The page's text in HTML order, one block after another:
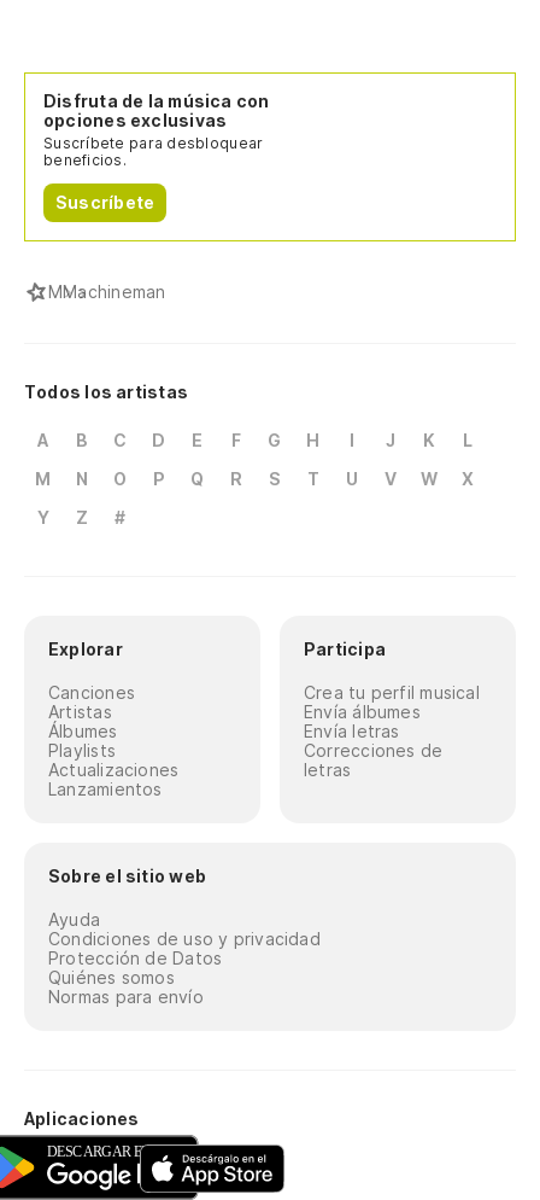
Disfruta de la música con
opciones exclusivas
Suscríbete para desbloquear
beneficios.
Suscríbete
MMachineman
Todos los artistas
A B C D E F G H I J K
L
M
N O P Q R S T U V W
X
Y
Z #
Explorar
Canciones
Artistas
Álbumes
Playlists
Actualizaciones
Lanzamientos
Participa
Crea tu perfil musical
Envía álbumes
Envía letras
Correcciones de
letras
Sobre el sitio web
Ayuda
Condiciones de uso y privacidad
Protección de Datos
Quiénes somos
Normas para envío
Aplicaciones